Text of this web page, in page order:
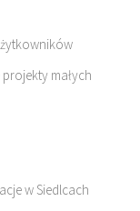
małych
w Siedlcach